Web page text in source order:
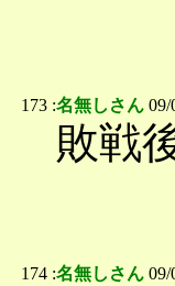
173 :名無しさん 09/
敗戦
174 :名無しさん 09/